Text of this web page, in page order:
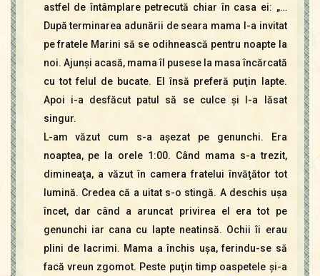
astfel de întâmplare petrecută chiar în casa ei: „…
După terminarea adunării de seara mama l-a invitat
pe fratele Marini să se odihnească pentru noapte la
noi. Ajunşi acasă, mama îl pusese la masa încărcată
cu tot felul de bucate. El însă preferă puţin lapte.
Apoi i-a desfăcut patul să se culce şi l-a lăsat
singur.
L-am văzut cum s-a aşezat pe genunchi. Era
noaptea, pe la orele 1:00. Când mama s-a trezit,
dimineaţa, a văzut în camera fratelui învăţător tot
lumină. Credea că a uitat s-o stingă. A deschis uşa
încet, dar când a aruncat privirea el era tot pe
genunchi iar cana cu lapte neatinsă. Ochii îi erau
plini de lacrimi. Mama a închis uşa, ferindu-se să
facă vreun zgomot. Peste puţin timp oaspetele şi-a